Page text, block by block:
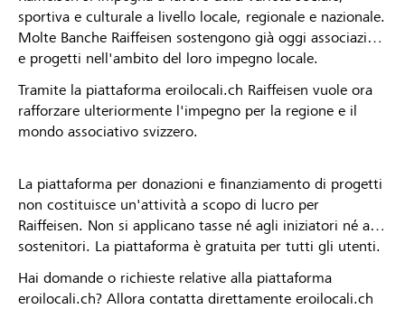
sportiva e culturale a livello locale, regionale e nazionale.
Molte Banche Raiffeisen sostengono già oggi associazioni
e progetti nell'ambito del loro impegno locale.
Tramite la piattaforma eroilocali.ch Raiffeisen vuole ora
rafforzare ulteriormente l'impegno per la regione e il
mondo associativo svizzero.
La piattaforma per donazioni e finanziamento di progetti
non costituisce un'attività a scopo di lucro per
Raiffeisen. Non si applicano tasse né agli iniziatori né ai
sostenitori. La piattaforma è gratuita per tutti gli utenti.
Hai domande o richieste relative alla piattaforma
eroilocali.ch? Allora contatta direttamente eroilocali.ch